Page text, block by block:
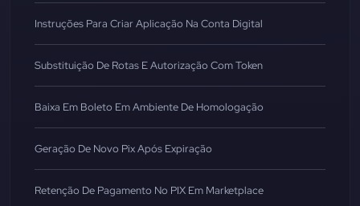
Instruções Para Criar Aplicação Na Conta Digital
Substituição De Rotas E Autorização Com Token
Baixa Em Boleto Em Ambiente De Homologação
Geração De Novo Pix Após Expiração
Retenção De Pagamento No PIX Em Marketplace